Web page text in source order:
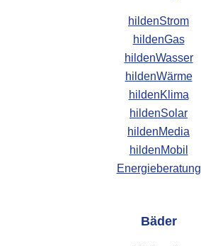
hildenStrom
hildenGas
hildenWasser
hildenWärme
hildenKlima
hildenSolar
hildenMedia
hildenMobil
Energieberatung
Bäder